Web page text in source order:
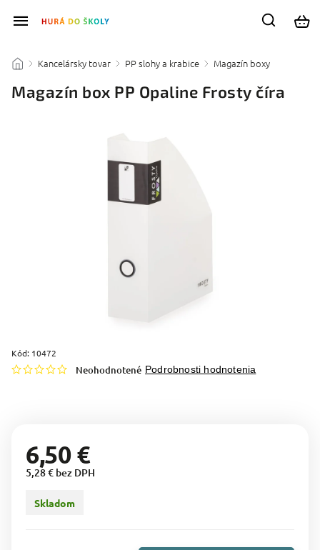
/ Kancelársky tovar / PP slohy a krabice / Magazín boxy
Magazín box PP Opaline Frosty číra
Kód: 10472
Neohodnotené Podrobnosti hodnotenia
6,50 €
5,28 € bez DPH
Skladom